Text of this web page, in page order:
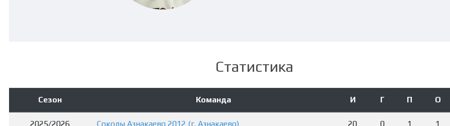
Статистика
Сезон Команда И Г П О
2025/2026 Соколы Азнакаево 2012 (г. Азнакаево) 20 0 1 1